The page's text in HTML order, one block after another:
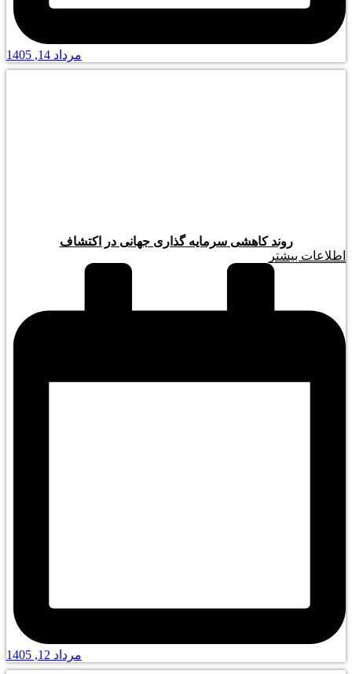
مرداد 14, 1405
روند کاهشی سرمایه گذاری جهانی در اکتشاف
اطلاعات بیشتر
مرداد 12, 1405